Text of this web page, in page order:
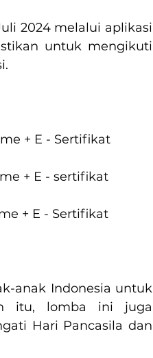
2024 melalui aplikasi
untuk mengikuti
+ E - Sertifikat
+ E - sertifikat
+ E - Sertifikat
anak Indonesia untuk
itu, lomba ini juga
Hari Pancasila dan